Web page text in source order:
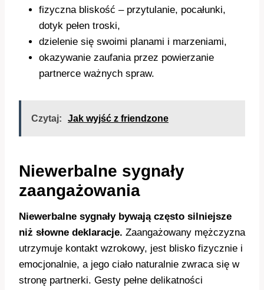
fizyczna bliskość – przytulanie, pocałunki,
dotyk pełen troski,
dzielenie się swoimi planami i marzeniami,
okazywanie zaufania przez powierzanie
partnerce ważnych spraw.
Czytaj: Jak wyjść z friendzone
Niewerbalne sygnały
zaangażowania
Niewerbalne sygnały bywają często silniejsze
niż słowne deklaracje. Zaangażowany mężczyzna
utrzymuje kontakt wzrokowy, jest blisko fizycznie i
emocjonalnie, a jego ciało naturalnie zwraca się w
stronę partnerki. Gesty pełne delikatności